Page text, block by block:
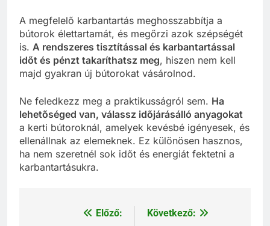
A megfelelő karbantartás meghosszabbítja a
bútorok élettartamát, és megőrzi azok szépségét
is. A rendszeres tisztítással és karbantartással
időt és pénzt takaríthatsz meg, hiszen nem kell
majd gyakran új bútorokat vásárolnod.
Ne feledkezz meg a praktikusságról sem. Ha
lehetőséged van, válassz időjárásálló anyagokat
a kerti bútoroknál, amelyek kevésbé igényesek, és
ellenállnak az elemeknek. Ez különösen hasznos,
ha nem szeretnél sok időt és energiát fektetni a
karbantartásukra.
BejegyzésElőző:
Következő: